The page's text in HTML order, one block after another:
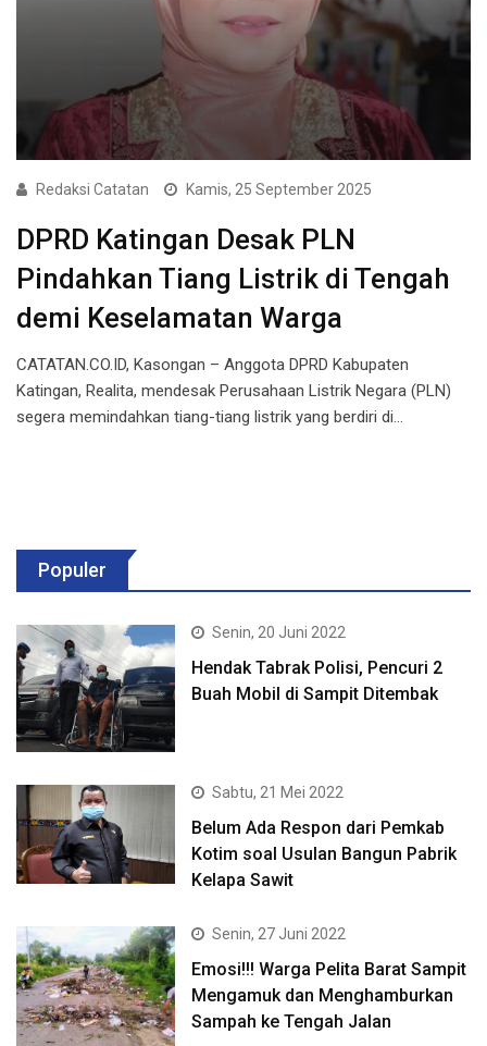
Redaksi Catatan Kamis, 25 September 2025
DPRD Katingan Desak PLN
Pindahkan Tiang Listrik di Tengah
demi Keselamatan Warga
CATATAN.CO.ID, Kasongan – Anggota DPRD Kabupaten
Katingan, Realita, mendesak Perusahaan Listrik Negara (PLN)
segera memindahkan tiang-tiang listrik yang berdiri di…
Populer
Senin, 20 Juni 2022
Hendak Tabrak Polisi, Pencuri 2
Buah Mobil di Sampit Ditembak
Sabtu, 21 Mei 2022
Belum Ada Respon dari Pemkab
Kotim soal Usulan Bangun Pabrik
Kelapa Sawit
Senin, 27 Juni 2022
Emosi!!! Warga Pelita Barat Sampit
Mengamuk dan Menghamburkan
Sampah ke Tengah Jalan